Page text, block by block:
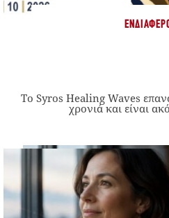
Το Syros Healing Waves
χρονιά και είναι